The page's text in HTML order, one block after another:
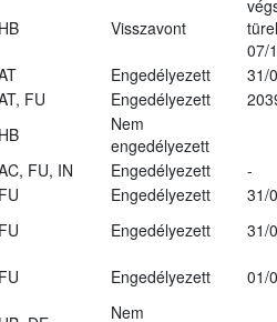
HB Visszavont
07/
Engedélyezett
31/
FU Engedélyezett
HB
Nem
engedélyezett
FU, IN Engedélyezett
-
FU Engedélyezett
31/
FU Engedélyezett
31/
FU Engedélyezett 01/
Nem